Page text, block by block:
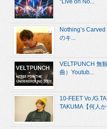
“Live on No...
Nothing’s
のキ...
VELTPUNCH 無
曲）Youtub...
10-FEET Vo./
TAKUMA【何人